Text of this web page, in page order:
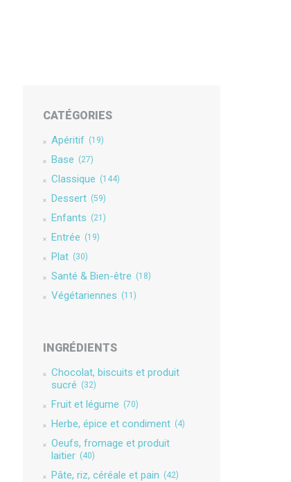
CATÉGORIES
Apéritif (19)
Base (27)
Classique (144)
Dessert (59)
Enfants (21)
Entrée (19)
Plat (30)
Santé & Bien-être (18)
Végétariennes (11)
INGRÉDIENTS
Chocolat, biscuits et produit
sucré (32)
Fruit et légume (70)
Herbe, épice et condiment (4)
Oeufs, fromage et produit
laitier (40)
Pâte, riz, céréale et pain (42)